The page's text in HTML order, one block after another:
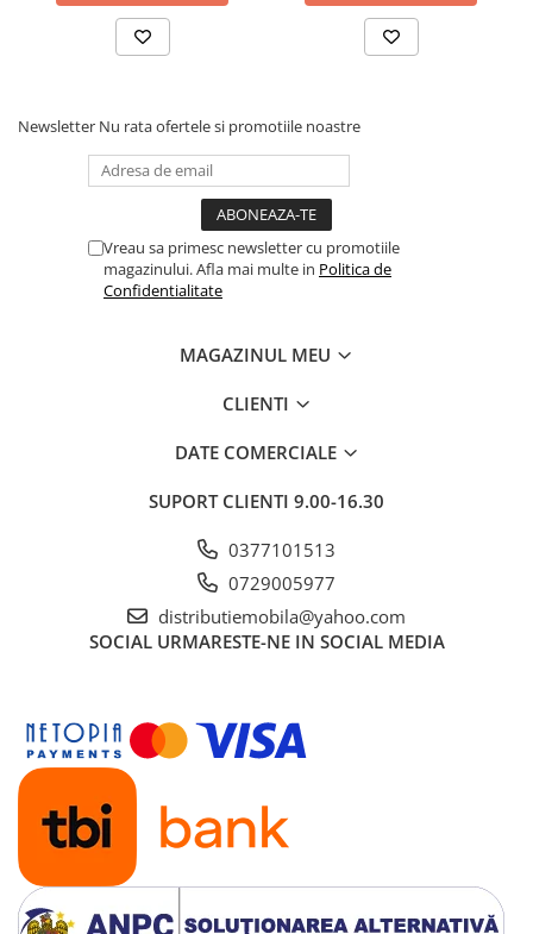
Newsletter Nu rata ofertele si promotiile noastre
Vreau sa primesc newsletter cu promotiile
magazinului. Afla mai multe in Politica de
Confidentialitate
MAGAZINUL MEU
CLIENTI
DATE COMERCIALE
SUPORT CLIENTI 9.00-16.30
0377101513
0729005977
distributiemobila@yahoo.com
SOCIAL URMARESTE-NE IN SOCIAL MEDIA